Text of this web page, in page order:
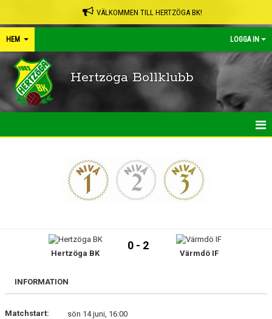
VÄLKOMMEN TILL HERTZÖGA BK!
HEM LOGGA IN
Hertzöga Bollklubb
FRISPARKEN
Hertzöga BK
0 - 2
Värmdö IF
INFORMATION
Matchstart:
sön 14 juni, 16:00